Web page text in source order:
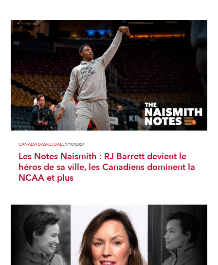
CANADA BASKETBALL1/10/2024
Les Notes Naismith : RJ Barrett devient le
héros de sa ville, les Canadiens dominent la
NCAA et plus